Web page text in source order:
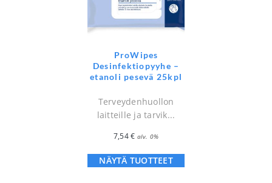
ProWipes
Desinfektiopyyhe –
etanoli pesevä 25kpl
Terveydenhuollon
laitteille ja tarvik...
7,54€ alv. 0%
NÄYTÄ TUOTTEET